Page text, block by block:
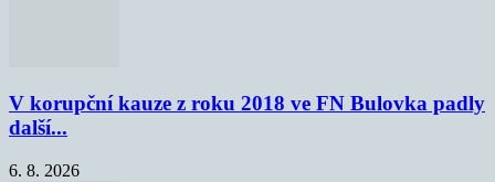
V korupční kauze z roku 2018 ve FN Bulovka padly
další...
6. 8. 2026